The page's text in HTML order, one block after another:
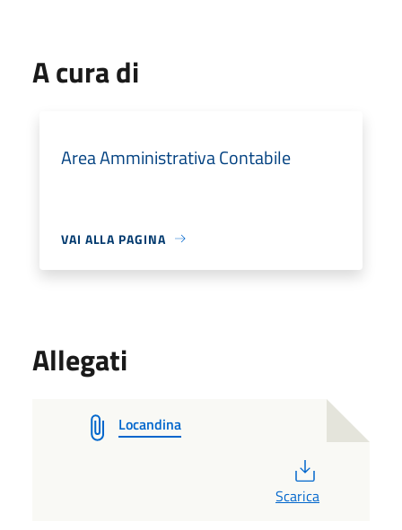
A cura di
Area Amministrativa Contabile
VAI ALLA PAGINA
Allegati
Locandina
Scarica